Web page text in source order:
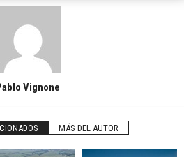
Vignone
MÁS DEL AUTOR